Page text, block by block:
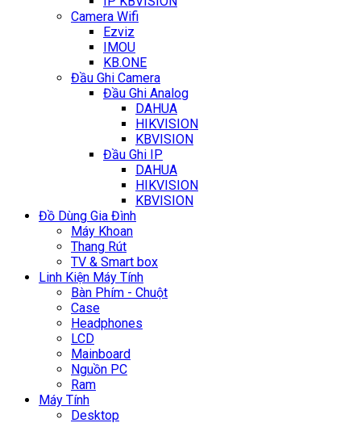
Camera Wifi
Ezviz
IMOU
KB.ONE
Đầu Ghi Camera
Đầu Ghi Analog
DAHUA
HIKVISION
KBVISION
Đầu Ghi IP
DAHUA
HIKVISION
KBVISION
Đồ Dùng Gia Đình
Máy Khoan
Thang Rút
TV & Smart box
Linh Kiện Máy Tính
Bàn Phím - Chuột
Case
Headphones
LCD
Mainboard
Nguồn PC
Ram
Máy Tính
Desktop